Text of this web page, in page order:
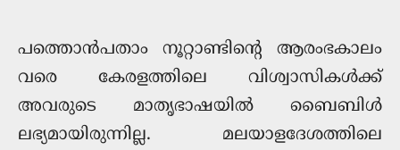
പത്തൊൻപതാം നൂറ്റാണ്ടിന്റെ ആരംഭകാലം
വരെ കേരളത്തിലെ വിശ്വാസികള്‍ക്ക്
അവരുടെ മാതൃഭാഷയിൽ ബൈബിൾ
ലഭ്യമായിരുന്നില്ല. മലയാളദേശത്തിലെ